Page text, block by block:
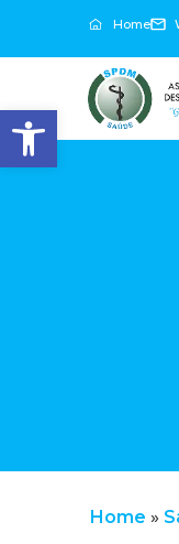
Abrir a barra de
Home
Home »